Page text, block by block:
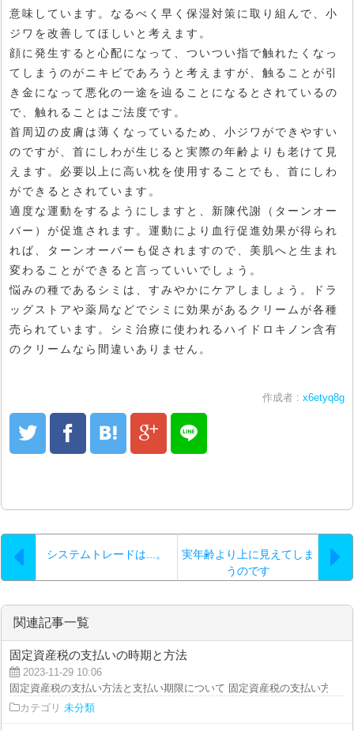
意味しています。なるべく早く保湿対策に取り組んで、小
ジワを改善してほしいと考えます。
顔に発生すると心配になって、ついつい指で触れたくなっ
てしまうのがニキビであろうと考えますが、触ることが引
き金になって悪化の一途を辿ることになるとされているの
で、触れることはご法度です。
首周辺の皮膚は薄くなっているため、小ジワができやすい
のですが、首にしわが生じると実際の年齢よりも老けて見
えます。必要以上に高い枕を使用することでも、首にしわ
ができるとされています。
適度な運動をするようにしますと、新陳代謝（ターンオー
バー）が促進されます。運動により血行促進効果が得られ
れば、ターンオーバーも促されますので、美肌へと生まれ
変わることができると言っていいでしょう。
悩みの種であるシミは、すみやかにケアしましょう。ドラ
ッグストアや薬局などでシミに効果があるクリームが各種
売られています。シミ治療に使われるハイドロキノン含有
のクリームなら間違いありません。
作成者 : x6etyq8g
システムトレードは...。
実年齢より上に見えてしま
うのです
関連記事一覧
固定資産税の支払いの時期と方法
2023-11-29 10:06
固定資産税の支払い方法と支払い期限について 固定資産税の支払い方法
カテゴリ 未分類